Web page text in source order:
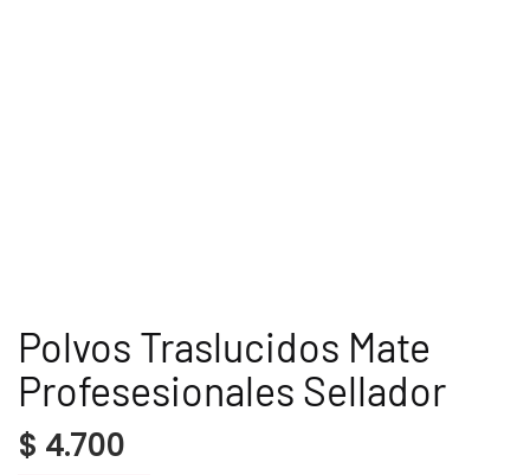
Polvos Traslucidos Mate
Profesesionales Sellador
$ 4.700